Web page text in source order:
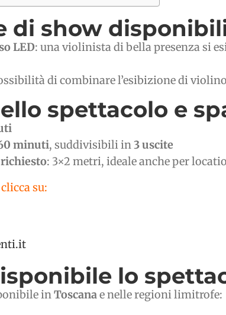
di show
LED: una violinista di bella presenza si
di combinare l’esibizione di
spettacolo e
minuti, suddivisibili in 3 uscite
: 3×2 metri, ideale anche per
su:
lo
in Toscana e nelle regioni limitrofe: